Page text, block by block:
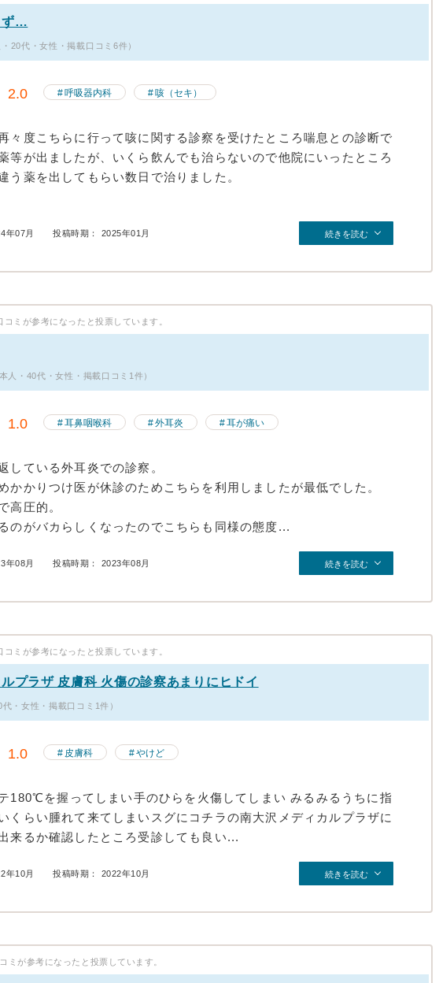
ず…
20代・女性・掲載口コミ6件）
2.0 呼吸器内科 咳（セキ）
々度こちらに行って咳に関する診察を受けたところ喘息との診断で
等が出ましたが、いくら飲んでも治らないので他院にいったところ
う薬を出してもらい数日で治りました。
年07月 投稿時期： 2025年01月 続きを読む
コミが参考になったと投票しています。
人・40代・女性・掲載口コミ1件）
1.0 耳鼻咽喉科 外耳炎 耳が痛い
している外耳炎での診察。
かかりつけ医が休診のためこちらを利用しましたが最低でした。
高圧的。
のがバカらしくなったのでこちらも同様の態度...
年08月 投稿時期： 2023年08月 続きを読む
コミが参考になったと投票しています。
プラザ 皮膚科 火傷の診察あまりにヒドイ
・女性・掲載口コミ1件）
1.0 皮膚科 やけど
180℃を握ってしまい手のひらを火傷してしまい みるみるうちに指
くらい腫れて来てしまいスグにコチラの南大沢メディカルプラザに
来るか確認したところ受診しても良い...
年10月 投稿時期： 2022年10月 続きを読む
ミが参考になったと投票しています。